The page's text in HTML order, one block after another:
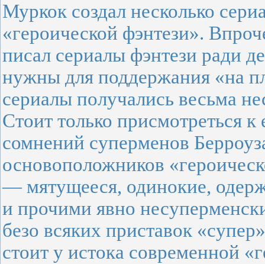
Муркок создал несколько
«героической фэнтези».
писал сериалы фэнтези ради
нужны для поддержания «на
сериалы получались весьма
Стоит только присмотреться
сомнений суперменов
основоположников
— мятущееся, одинокие,
и прочими явно
безо всяких приставок
стоит у истока современной